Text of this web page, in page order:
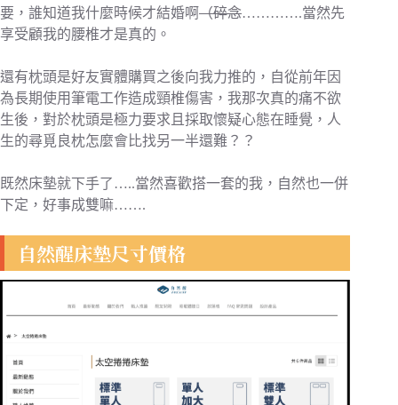
要，誰知道我什麼時候才結婚啊（碎念………….當然先
享受顧我的腰椎才是真的。
還有枕頭是好友實體購買之後向我力推的，自從前年因
為長期使用筆電工作造成頸椎傷害，我那次真的痛不欲
生後，對於枕頭是極力要求且採取懷疑心態在睡覺，人
生的尋覓良枕怎麼會比找另一半還難？？
既然床墊就下手了…..當然喜歡搭一套的我，自然也一併
下定，好事成雙嘛…….
自然醒床墊尺寸價格